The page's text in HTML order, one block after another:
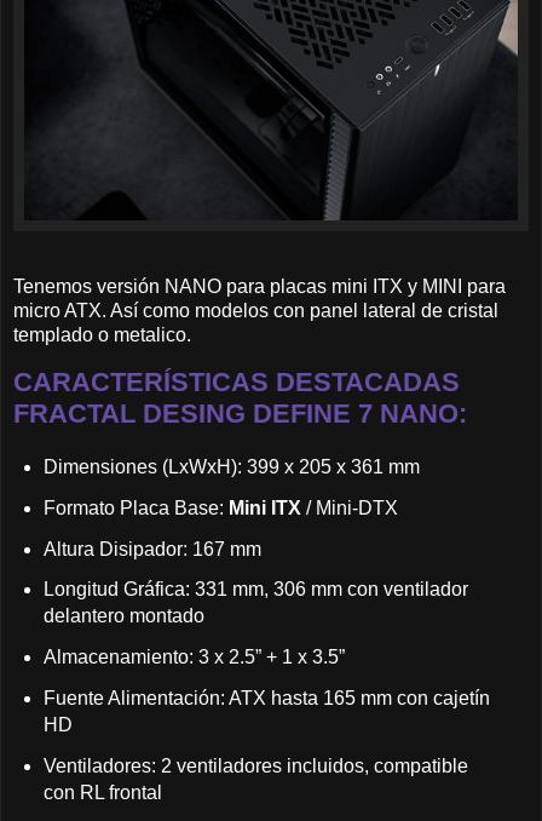
Tenemos versión NANO para placas mini ITX y MINI para
micro ATX. Así como modelos con panel lateral de cristal
templado o metalico.
CARACTERÍSTICAS DESTACADAS
FRACTAL DESING DEFINE 7 NANO:
Dimensiones (LxWxH): 399 x 205 x 361 mm
Formato Placa Base: Mini ITX / Mini-DTX
Altura Disipador: 167 mm
Longitud Gráfica: 331 mm, 306 mm con ventilador
delantero montado
Almacenamiento: 3 x 2.5” + 1 x 3.5”
Fuente Alimentación: ATX hasta 165 mm con cajetín
HD
Ventiladores: 2 ventiladores incluidos, compatible
con RL frontal